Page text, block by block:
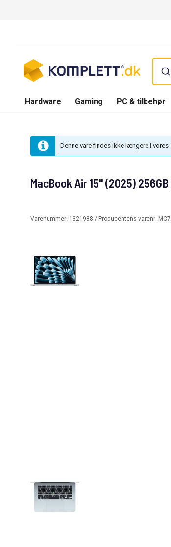
Hardware Gaming PC & tilbehør
Denne vare findes ikke længere i
MacBook Air 15" (2025)
Varenummer: 1321988 / Producentens varenr: